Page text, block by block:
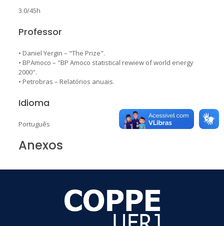
3.0/45h
Professor
• Daniel Yergin – "The Prize".
• BPAmoco – "BP Amoco statistical rewiew of world energy
2000".
• Petrobras – Relatórios anuais.
Idioma
Português
Anexos